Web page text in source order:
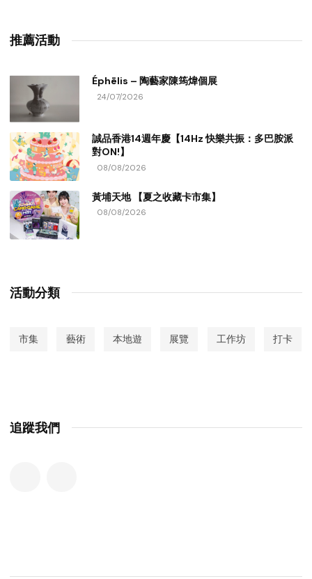
推薦活動
Éphēlis – 陶藝家陳筠煒個展
24/07/2026
誠品香港14週年慶【14Hz 快樂共振：多巴胺派
對ON!】
08/08/2026
黃埔天地 【夏之收藏卡市集】
08/08/2026
活動分類
市集 藝術 本地遊 展覽 工作坊 打卡
追蹤我們